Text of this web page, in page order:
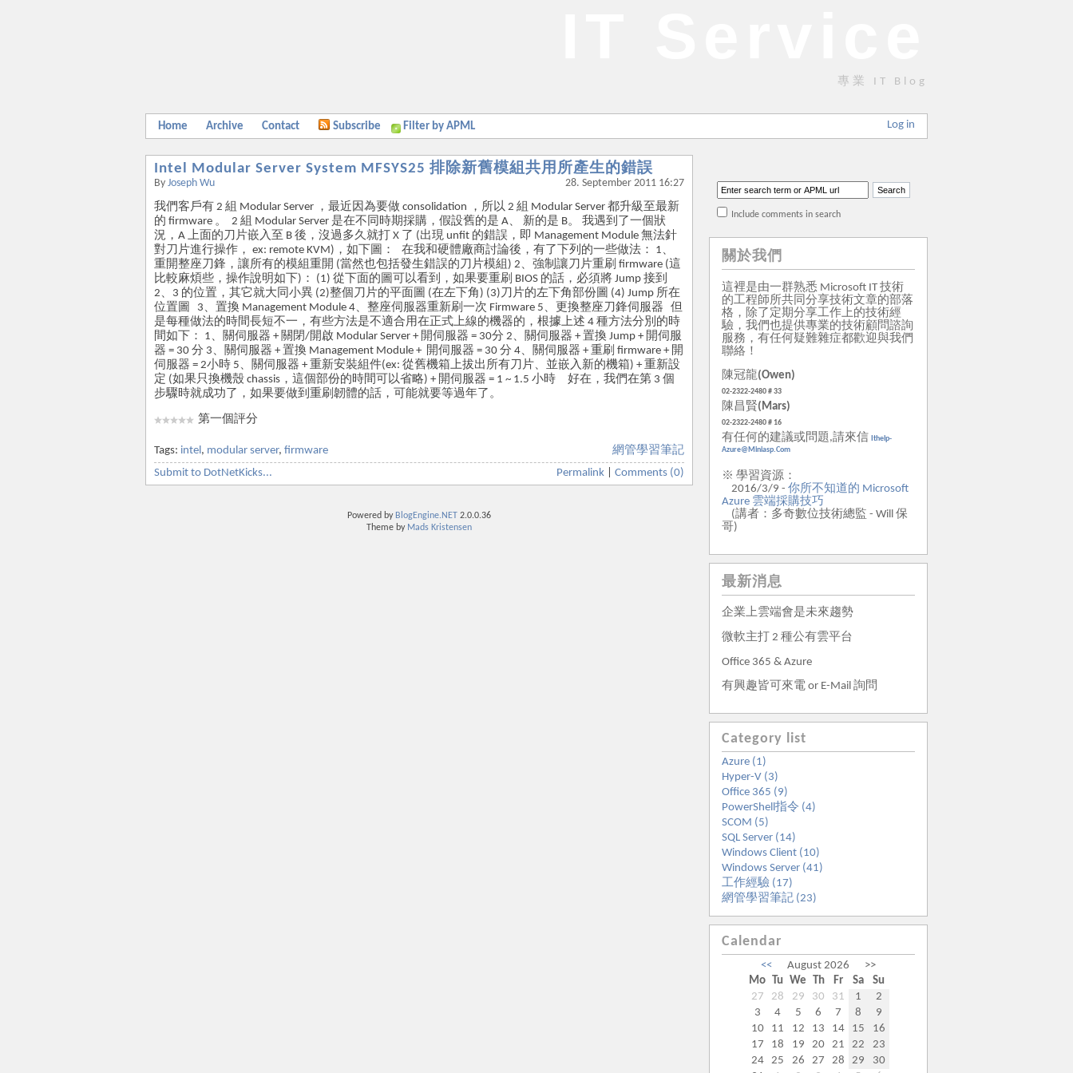
專業 IT Blog
Log in
Home Archive Contact Subscribe Filter by APML
Intel Modular Server System MFSYS25 排除新舊模組共用所產生的錯誤
By Joseph Wu 28. September 2011 16:27
我們客戶有 2 組 Modular Server ，最近因為要做 consolidation ，所以 2 組 Modular Server 都升級至最新
的 firmware 。 2 組 Modular Server 是在不同時期採購，假設舊的是 A、 新的是 B。 我遇到了一個狀
況，A 上面的刀片嵌入至 B 後，沒過多久就打 X 了 (出現 unfit 的錯誤，即 Management Module 無法針
對刀片進行操作， ex: remote KVM)，如下圖： 在我和硬體廠商討論後，有了下列的一些做法： 1、
重開整座刀鋒，讓所有的模組重開 (當然也包括發生錯誤的刀片模組) 2、強制讓刀片重刷 firmware (這
比較麻煩些，操作說明如下)： (1) 從下面的圖可以看到，如果要重刷 BIOS 的話，必須將 Jump 接到
2、3 的位置，其它就大同小異 (2)整個刀片的平面圖 (在左下角) (3)刀片的左下角部份圖 (4) Jump 所在
位置圖 3、置換 Management Module 4、整座伺服器重新刷一次 Firmware 5、更換整座刀鋒伺服器 但
是每種做法的時間長短不一，有些方法是不適合用在正式上線的機器的，根據上述 4 種方法分別的時
間如下： 1、關伺服器 + 關閉/開啟 Modular Server + 開伺服器 = 30分 2、關伺服器 + 置換 Jump + 開伺服
器 = 30 分 3、關伺服器 + 置換 Management Module + 開伺服器 = 30 分 4、關伺服器 + 重刷 firmware + 開
伺服器 = 2小時 5、關伺服器 + 重新安裝組件(ex: 從舊機箱上拔出所有刀片、並嵌入新的機箱) + 重新設
定 (如果只換機殼 chassis，這個部份的時間可以省略) + 開伺服器 = 1 ~ 1.5 小時 好在，我們在第 3 個
步驟時就成功了，如果要做到重刷韌體的話，可能就要等過年了。
第一個評分
Tags: intel , modular server, firmware
網管學習筆記
Submit to DotNetKicks...
Permalink Comments (0)
Powered by BlogEngine.NET
2.0.0.36
Theme by Mads Kristensen
Include comments in search
關於我們
這裡是由一群熟悉 Microsoft IT 技術
的工程師所共同分享技術文章的部落
格，除了定期分享工作上的技術經
驗，我們也提供專業的技術顧問諮詢
服務，有任何疑難雜症都歡迎與我們
聯絡！
陳冠龍(Owen)
02-2322-2480 # 33
陳昌賢(Mars)
02-2322-2480 # 16
有任何的建議或問題,請來信 Ithelp-
Azure@miniasp.com
※ 學習資源：
2016/3/9 - 你所不知道的 Microsoft
Azure 雲端採購技巧
(講者：多奇數位技術總監 - Will 保
哥)
最新消息
企業上雲端會是未來趨勢
微軟主打 2 種公有雲平台
Office 365 & Azure
有興趣皆可來電 or E-Mail 詢問
Category list
Azure (1)
Hyper-V (3)
Office 365 (9)
PowerShell指令 (4)
SCOM (5)
SQL Server (14)
Windows Client (10)
Windows Server (41)
工作經驗 (17)
網管學習筆記 (23)
Calendar
<< August 2026
>>
Mo
Tu We Th Fr Sa
Su
27
28 29 30 31 1
2
3
4 5 6 7 8
9
10
11 12 13 14 15
16
17
18 19 20 21 22
23
24
25 26 27 28 29
30